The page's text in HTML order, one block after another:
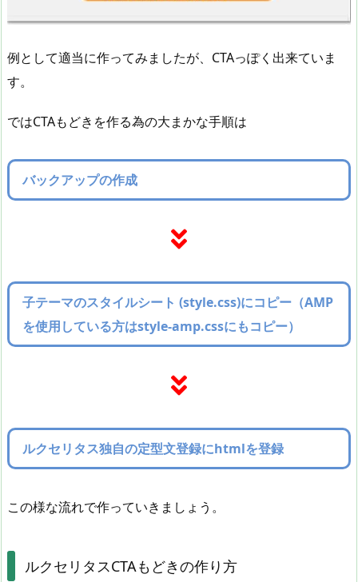
例として適当に作ってみましたが、CTAっぽく出来ていま
す。
ではCTAもどきを作る為の大まかな手順は
バックアップの作成
子テーマのスタイルシート (style.css)にコピー（AMP
を使用している方はstyle-amp.cssにもコピー）
ルクセリタス独自の定型文登録にhtmlを登録
この様な流れで作っていきましょう。
ルクセリタスCTAもどきの作り方